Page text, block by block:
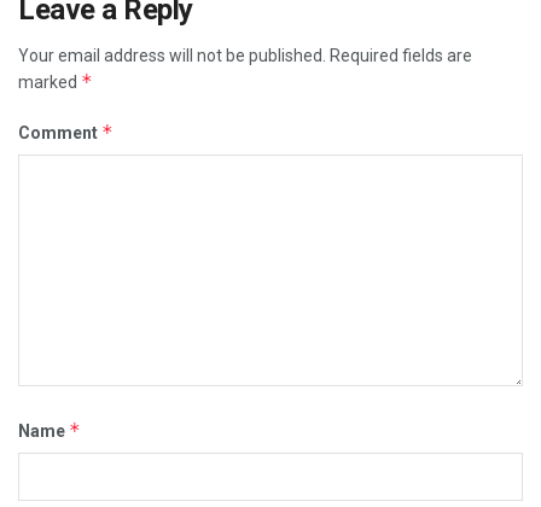
Leave a Reply
Your email address will not be published.
Required fields are
marked *
Comment *
Name *